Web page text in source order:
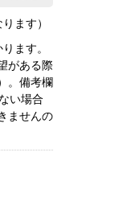
ます）
ます。
がある際
。備考欄
い場合
ませんの